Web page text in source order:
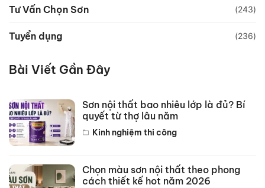
Tư Vấn Chọn Sơn (243)
Tuyển dụng (236)
Bài Viết Gần Đây
Sơn nội thất bao nhiêu lớp là đủ? Bí
quyết từ thợ lâu năm
Kinh nghiệm thi công
Chọn màu sơn nội thất theo phong
cách thiết kế hot năm 2026